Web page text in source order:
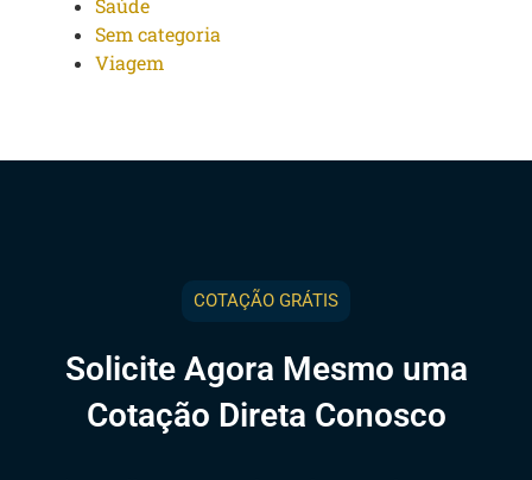
Saúde
Sem categoria
Viagem
COTAÇÃO GRÁTIS
Solicite Agora Mesmo uma
Cotação Direta Conosco